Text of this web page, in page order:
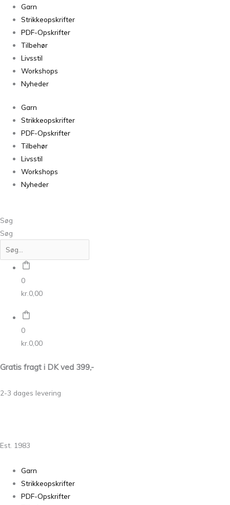
Garn
Strikkeopskrifter
PDF-Opskrifter
Tilbehør
Livsstil
Workshops
Nyheder
Garn
Strikkeopskrifter
PDF-Opskrifter
Tilbehør
Livsstil
Workshops
Nyheder
Søg
Søg
0
kr. 0,00
0
kr. 0,00
Gratis fragt i DK ved 399,-
2-3 dages levering
Est. 1983
Garn
Strikkeopskrifter
PDF-Opskrifter
Triple
Blue
antal